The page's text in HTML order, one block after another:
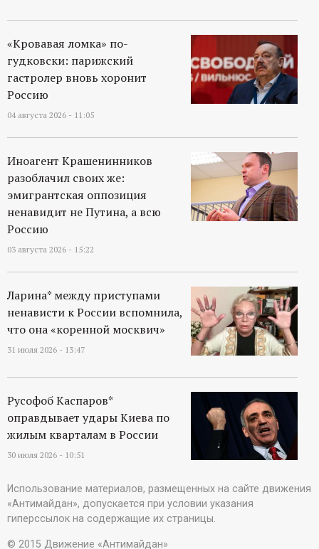
«Кровавая ломка» по-
гудковски: парижский
гастролер вновь хоронит
Россию
04 августа 2026 - 11:05
Иноагент Крашенинников
разоблачил своих же:
эмигрантская оппозиция
ненавидит не Путина, а всю
Россию
03 августа 2026 - 15:22
Ларина* между приступами
ненависти к России вспомнила,
что она «коренной москвич»
31 июля 2026 - 13:47
Русофоб Каспаров*
оправдывает удары Киева по
жилым кварталам в России
30 июля 2026 - 10:51
Использование материалов, размещенных на сайте движения
«Антимайдан», допускается при условии указания
гиперссылок на содержащие их страницы.
© 2015 Движение «Антимайдан»